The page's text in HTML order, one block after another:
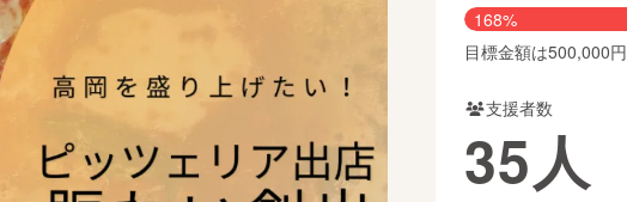
チャレンジ ビューティー・ヘルスケア
168%
目標金額は500,000円
支援者数
35人